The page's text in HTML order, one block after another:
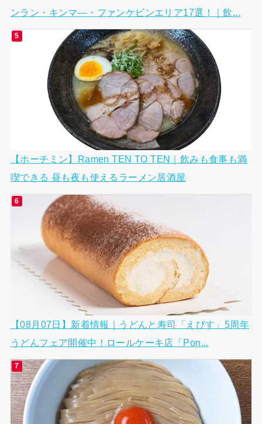
ンラン・キンマ―・ファンケビンエリア17選！｜飲...
【ホーチミン】Ramen TEN TO TEN｜飲みも食事も満
喫できる 昼も夜も使えるラーメン居酒屋
【08月07日】新着情報｜うどんと寿司「えびす」5周年
うどんフェア開催中！ロールケーキ店「Pon...